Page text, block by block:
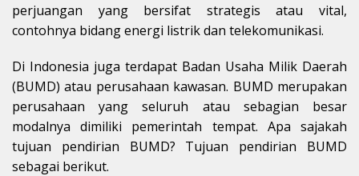
perjuangan yang bersifat strategis atau vital,
contohnya bidang energi listrik dan telekomunikasi.
Di Indonesia juga terdapat Badan Usaha Milik Daerah
(BUMD) atau perusahaan kawasan. BUMD merupakan
perusahaan yang seluruh atau sebagian besar
modalnya dimiliki pemerintah tempat. Apa sajakah
tujuan pendirian BUMD? Tujuan pendirian BUMD
sebagai berikut.